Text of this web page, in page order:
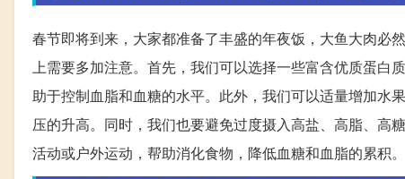
春节即将到来，大家都准备了丰盛的年夜饭，大鱼大肉必
上需要多加注意。首先，我们可以选择一些富含优质蛋白
助于控制血脂和血糖的水平。此外，我们可以适量增加水
压的升高。同时，我们也要避免过度摄入高盐、高脂、高
活动或户外运动，帮助消化食物，降低血糖和血脂的累积。